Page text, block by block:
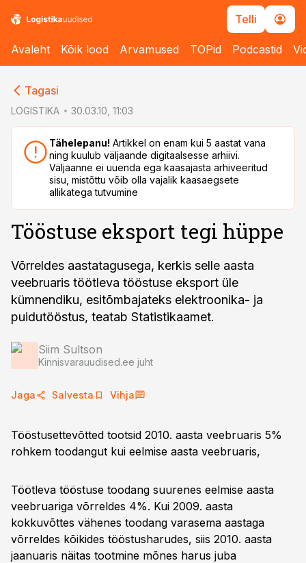
Telli
Avaleht Kõik lood Arvamused TOPid Podcastid
Tagasi
LOGISTIKA 30.03.10, 11:03
Tähelepanu! Artikkel on enam kui 5 aastat vana
ning kuulub väljaande digitaalsesse arhiivi.
Väljaanne ei uuenda ega kaasajasta arhiveeritud
sisu, mistõttu võib olla vajalik kaasaegsete
allikatega tutvumine
Tööstuse eksport tegi hüppe
Võrreldes aastatagusega, kerkis selle aasta
veebruaris töötleva tööstuse eksport üle
kümnendiku, esitõmbajateks elektroonika- ja
puidutööstus, teatab Statistikaamet.
Siim Sultson
Kinnisvarauudised.ee juht
Jaga Salvesta Vihja
Tööstusettevõtted tootsid 2010. aasta veebruaris 5%
rohkem toodangut kui eelmise aasta veebruaris,
Töötleva tööstuse toodang suurenes eelmise aasta
veebruariga võrreldes 4%. Kui 2009. aasta
kokkuvõttes vähenes toodang varasema aastaga
võrreldes kõikides tööstusharudes, siis 2010. aasta
jaanuaris näitas tootmine mõnes harus juba